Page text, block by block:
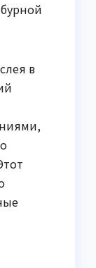
в